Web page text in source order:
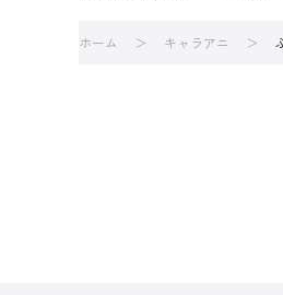
ホーム キャラアニ